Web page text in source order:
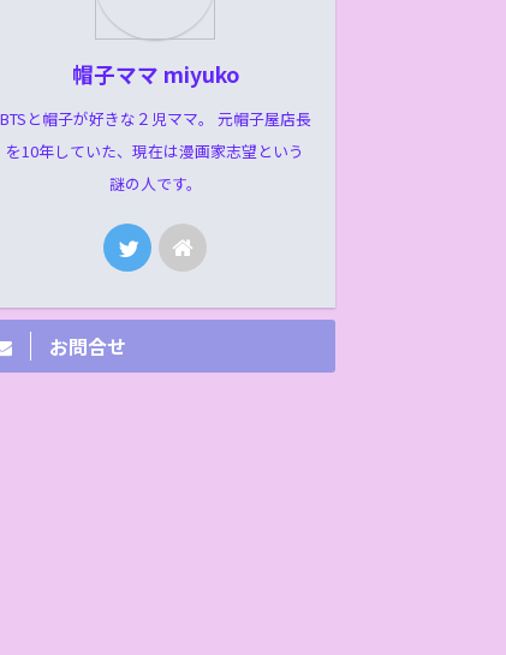
帽子ママ miyuko
BTSと帽子が好きな２児ママ。 元帽子屋店長
を10年していた、現在は漫画家志望という
謎の人です。
お問合せ